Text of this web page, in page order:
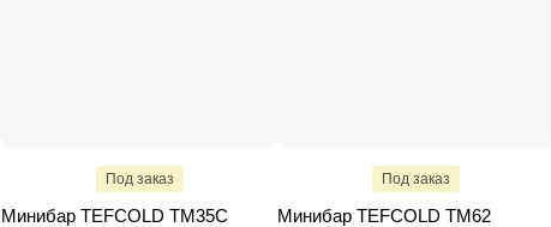
Под заказ
Минибар TEFCOLD TM35C
Под заказ
Минибар TEFCOLD TM62